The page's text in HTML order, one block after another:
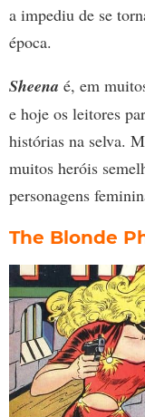
a impediu de se
época.
Sheena é, em
e hoje os leitores
histórias na selva.
muitos heróis
personagens
The Blonde